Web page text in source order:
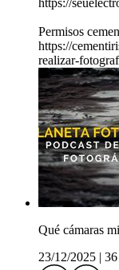
https://
Permisos
https://
realizar-
Qué cámaras
23/12/2025